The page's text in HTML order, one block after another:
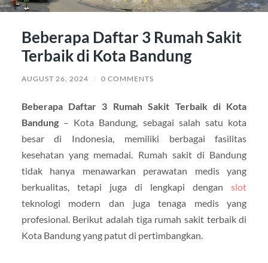
Beberapa Daftar 3 Rumah Sakit
Terbaik di Kota Bandung
AUGUST 26, 2024 / 0 COMMENTS
Beberapa Daftar 3 Rumah Sakit Terbaik di Kota
Bandung– Kota Bandung, sebagai salah satu kota
besar di Indonesia, memiliki berbagai fasilitas
kesehatan yang memadai. Rumah sakit di Bandung
tidak hanya menawarkan perawatan medis yang
berkualitas, tetapi juga di lengkapi denganslot
teknologi modern dan juga tenaga medis yang
profesional. Berikut adalah tiga rumah sakit terbaik di
Kota Bandung yang patut di pertimbangkan.